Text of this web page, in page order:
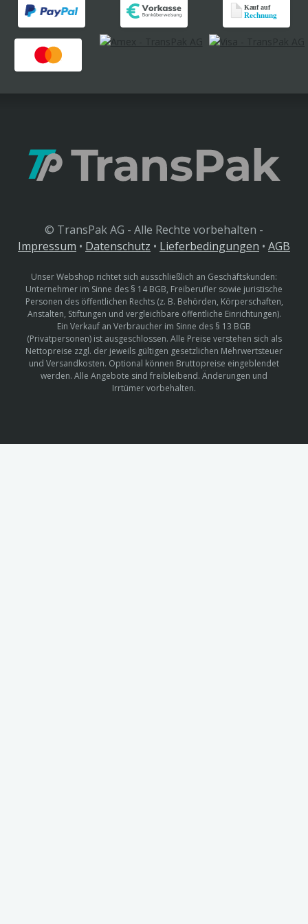
© TransPak AG - Alle Rechte vorbehalten -
Impressum • Datenschutz • Lieferbedingungen • AGB
Unser Webshop richtet sich ausschließlich an Geschäftskunden:
Unternehmer im Sinne des § 14 BGB, Freiberufler sowie juristische
Personen des öffentlichen Rechts (z. B. Behörden, Körperschaften,
Anstalten, Stiftungen und vergleichbare öffentliche Einrichtungen).
Ein Verkauf an Verbraucher im Sinne des § 13 BGB
(Privatpersonen) ist ausgeschlossen. Alle Preise verstehen sich als
Nettopreise zzgl. der jeweils gültigen gesetzlichen Mehrwertsteuer
und Versandkosten. Optional können Bruttopreise eingeblendet
werden. Alle Angebote sind freibleibend. Änderungen und
Irrtümer vorbehalten.